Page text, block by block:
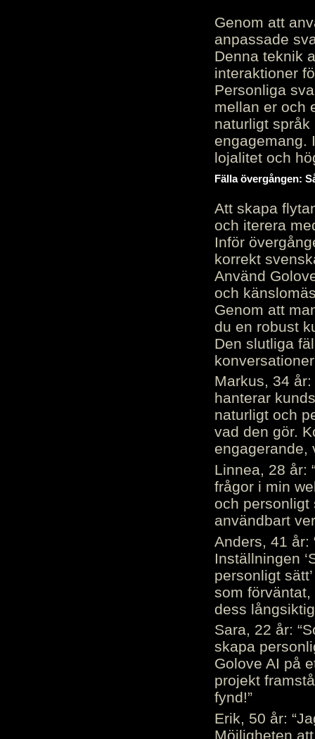
Genom att
anpassade
Denna teknik
interaktioner
Personliga
mellan er och
naturligt
engagemang.
lojalitet och
Fälla övergången:
Att skapa
och iterera
Inför
korrekt
Använd
och
Genom att
du en robust
Den slutliga
Markus, 34
hanterar
naturligt och
vad den gör.
engagerande,
Linnea, 28 år:
frågor i min
och personligt
användbart
Anders, 41 år:
Inställningen
personligt
som
dess
Sara, 22 år:
skapa
Golove AI på
projekt
fynd!”
Erik, 50 år:
Möjligheten